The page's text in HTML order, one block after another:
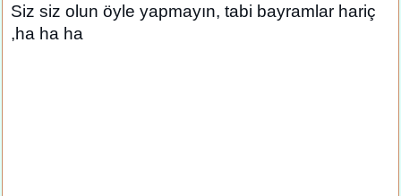
Siz siz olun öyle yapmayın, tabi bayramlar hariç
,ha ha ha